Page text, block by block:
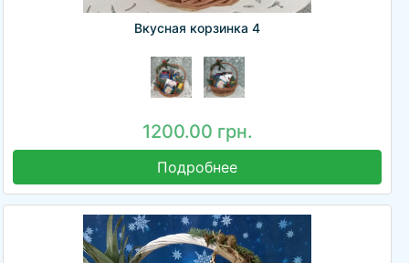
Вкусная корзинка 4
1200.00 грн.
Подробнее